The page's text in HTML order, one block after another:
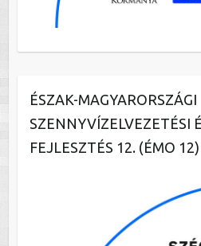
ÉSZAK-MAGYARORSZÁGI
SZENNYVÍZELVEZETÉSI
FEJLESZTÉS 12. (ÉMO 12)